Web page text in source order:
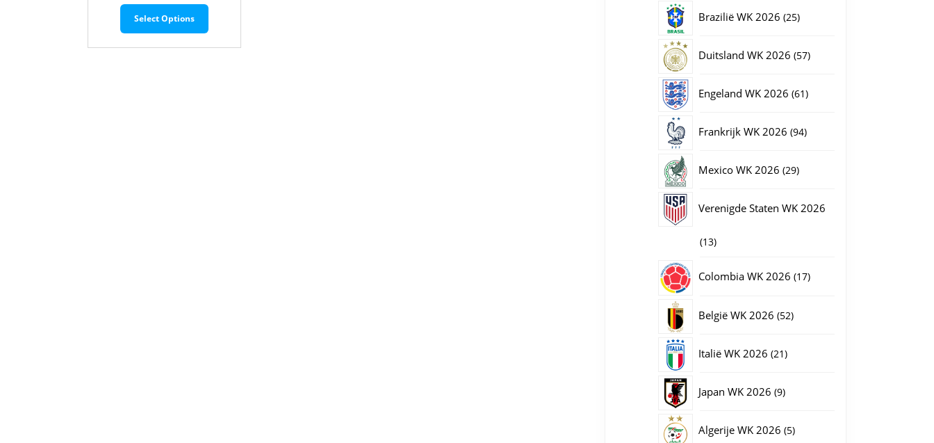
Select Options
Dit
Brazilië WK 2026 2525
Duitsland WK 2026 5757
Engeland WK 2026 6161
Frankrijk WK 2026 9494
Mexico WK 2026 2929
Verenigde Staten WK 2026
1313
producten
Colombia WK 2026 1717
België WK 2026 5252
Italië WK 2026 2121
Japan WK 2026 99
Algerije WK 2026 55